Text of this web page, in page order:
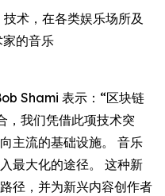
术，在各类娱乐场所及
的音乐
Shami 表示：“区块链
，我们凭借此项技术突
主流的基础设施。 音乐
最大化的途径。 这种新
径，并为新兴内容创作者